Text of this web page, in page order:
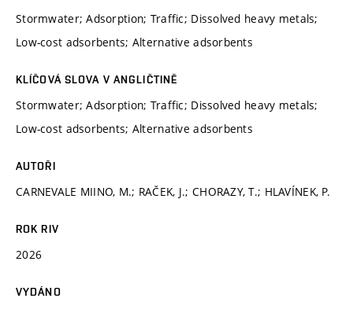
Stormwater; Adsorption; Traffic; Dissolved heavy metals;
Low-cost adsorbents; Alternative adsorbents
KLÍČOVÁ SLOVA V ANGLIČTINĚ
Stormwater; Adsorption; Traffic; Dissolved heavy metals;
Low-cost adsorbents; Alternative adsorbents
AUTOŘI
CARNEVALE MIINO, M.; RAČEK, J.; CHORAZY, T.; HLAVÍNEK, P.
ROK RIV
2026
VYDÁNO